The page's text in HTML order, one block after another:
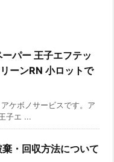
パー 王子エフテッ
ーンRN 小ロットで
ケボノサービスです。ア
子エ ...
棄・回収方法について